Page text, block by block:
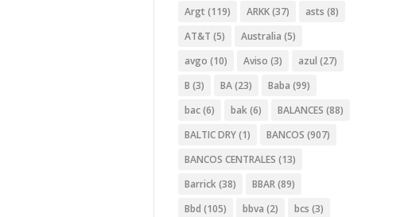
Argt (119) ARKK(37) asts (8)
AT&T (5) Australia (5)
avgo (10) Aviso (3) azul (27)
B (3) BA(23) Baba (99)
bac(6) bak(6) BALANCES (88)
BALTIC DRY(1) BANCOS (907)
BANCOS CENTRALES (13)
Barrick(38) BBAR(89)
Bbd (105) bbva (2) bcs (3)